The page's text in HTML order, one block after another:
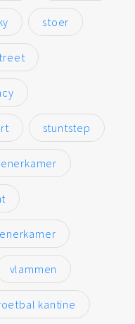
stoer
stuntstep
vlammen
kantine